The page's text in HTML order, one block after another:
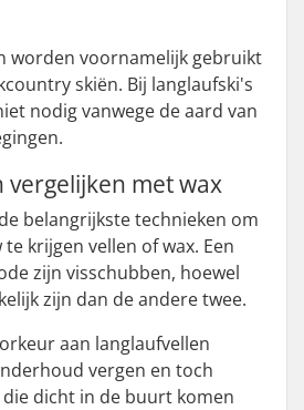
worden voornamelijk gebruikt
skiën. Bij langlaufski's
nodig vanwege de aard van
vergelijken met wax
belangrijkste technieken om
krijgen vellen of wax. Een
zijn visschubben, hoewel
zijn dan de andere twee.
aan langlaufvellen
vergen en toch
dicht in de buurt komen